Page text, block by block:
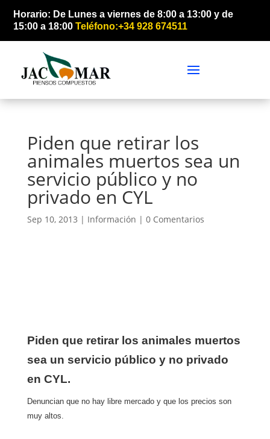
Horario: De Lunes a viernes de 8:00 a 13:00 y de
15:00 a 18:00Teléfono:+34 928 674511
Piden que retirar los
animales muertos sea un
servicio público y no
privado en CYL
Sep 10, 2013 | Información | 0 Comentarios
Piden que retirar los animales muertos
sea un servicio público y no privado
en CYL.
Denuncian que no hay libre mercado y que los precios son
muy altos.